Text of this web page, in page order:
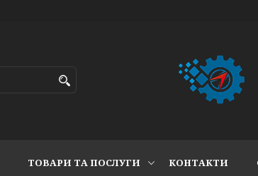
ТОВАРИ ТА ПОСЛУГИ КОНТАКТИ